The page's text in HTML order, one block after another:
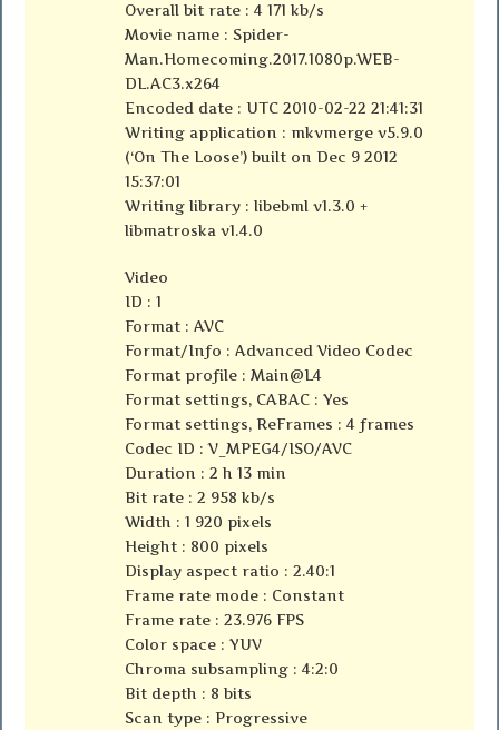
Overall bit rate : 4 171 kb/s
Movie name : Spider-
Man.Homecoming.2017.1080p.WEB-
DL.AC3.x264
Encoded date : UTC 2010-02-22 21:41:31
Writing application : mkvmerge v5.9.0
(‘On The Loose’) built on Dec 9 2012
15:37:01
Writing library : libebml v1.3.0 +
libmatroska v1.4.0
Video
ID : 1
Format : AVC
Format/Info : Advanced Video Codec
Format profile : Main@L4
Format settings, CABAC : Yes
Format settings, ReFrames : 4 frames
Codec ID : V_MPEG4/ISO/AVC
Duration : 2 h 13 min
Bit rate : 2 958 kb/s
Width : 1 920 pixels
Height : 800 pixels
Display aspect ratio : 2.40:1
Frame rate mode : Constant
Frame rate : 23.976 FPS
Color space : YUV
Chroma subsampling : 4:2:0
Bit depth : 8 bits
Scan type : Progressive